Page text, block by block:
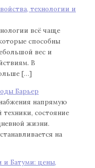
технологии и
всё чаще
способны
вес и
В
[…]
Барьер
напрямую
состояние
жизни.
на
и Батуми: цены,